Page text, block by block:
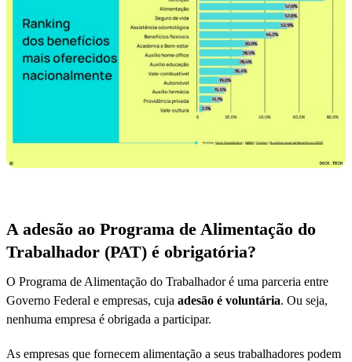
A adesão ao Programa de Alimentação do
Trabalhador (PAT) é obrigatória?
O Programa de Alimentação do Trabalhador é uma parceria entre
Governo Federal e empresas, cuja adesão é voluntária. Ou seja,
nenhuma empresa é obrigada a participar.
As empresas que fornecem alimentação a seus trabalhadores podem